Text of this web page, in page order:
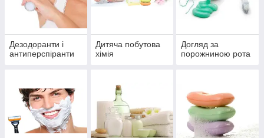
Дезодоранти і
антиперспіранти
Дитяча побутова
хімія
Догляд за
порожниною рота